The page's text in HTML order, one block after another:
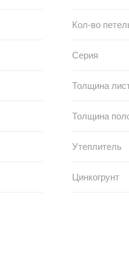
Кол-во
Серия
Толщина
Толщина
Утеплитель
Цинкогрунт